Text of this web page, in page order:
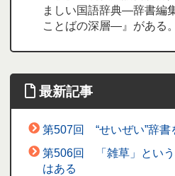
ましい国語辞典―辞書編
ことばの深層―』がある。
最新記事
第507回 “せいぜい”辞書
第506回 「雑草」という
はある